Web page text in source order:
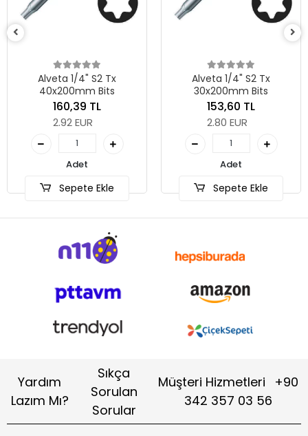
4" S2 Tx
Bits
Ekle
Alveta 1/4" S2 Tx
30x200mm Bits
Sepete Ekle
Yardım
Lazım Mı?
Sıkça
Sorulan
Sorular
Müşteri Hizmetleri
+90
342 357 03 56